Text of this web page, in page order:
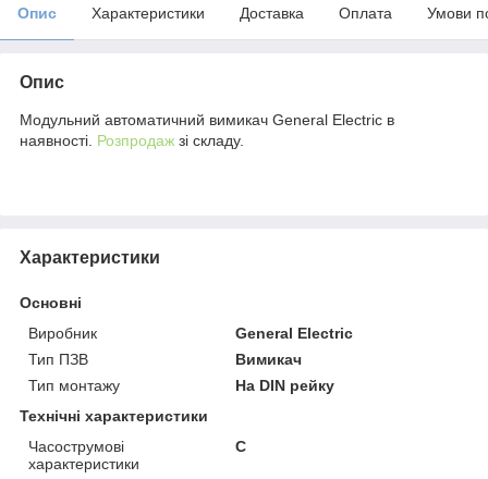
Опис Характеристики Доставка Оплата Умови
Опис
Модульний автоматичний вимикач General Electric в
наявності. Розпродаж зі складу.
Характеристики
Основні
Виробник
General Electric
Тип ПЗВ
Вимикач
Тип монтажу
На DIN рейку
Технічні характеристики
Часострумові
характеристики
C